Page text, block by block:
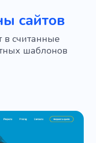
сайтов
в считанные
шаблонов